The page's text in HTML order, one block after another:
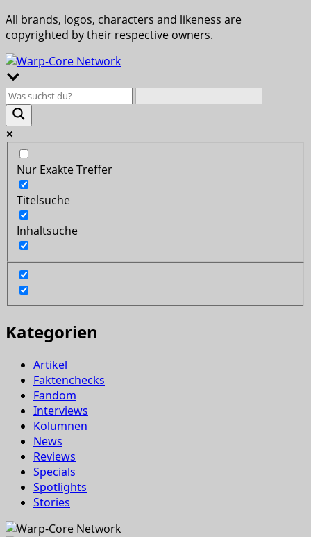
All brands, logos, characters and likeness are
copyrighted by their respective owners.
Nur Exakte Treffer
Titelsuche
Inhaltsuche
Kategorien
Artikel
Faktenchecks
Fandom
Interviews
Kolumnen
News
Reviews
Specials
Spotlights
Stories